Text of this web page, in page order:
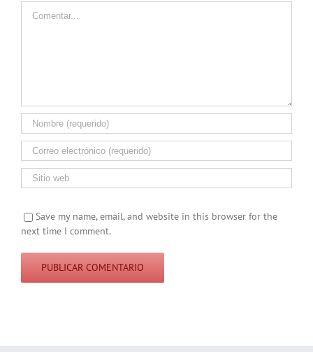
Save my name, email, and website in this browser for the
next time I comment.